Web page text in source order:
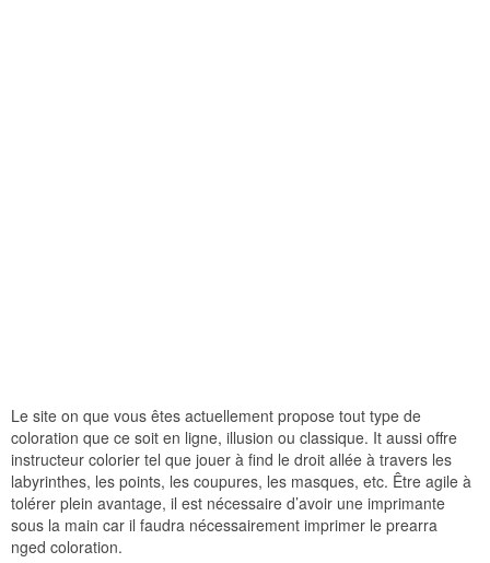
Le site on que vous êtes actuellement propose tout type de
coloration que ce soit en ligne, illusion ou classique. It aussi offre
instructeur colorier tel que jouer à find le droit allée à travers les
labyrinthes, les points, les coupures, les masques, etc. Être agile à
tolérer plein avantage, il est nécessaire d’avoir une imprimante
sous la main car il faudra nécessairement imprimer le prearra
nged coloration.